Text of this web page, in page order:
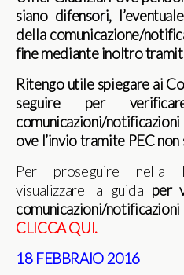
siano difensori,
della comunicazione/
fine mediante inoltro
Ritengo utile spiegare ai
seguire per
comunicazioni/
ove l’invio tramite PEC
Per proseguire nella
visualizzare la guida per
comunicazioni/
CLICCA QUI.
18 FEBBRAIO 2016